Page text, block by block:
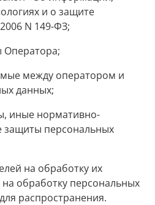
и о защите
N 149-ФЗ;
Оператора;
между оператором и
данных;
иные нормативно-
защиты персональных
на обработку их
обработку персональных
распространения.